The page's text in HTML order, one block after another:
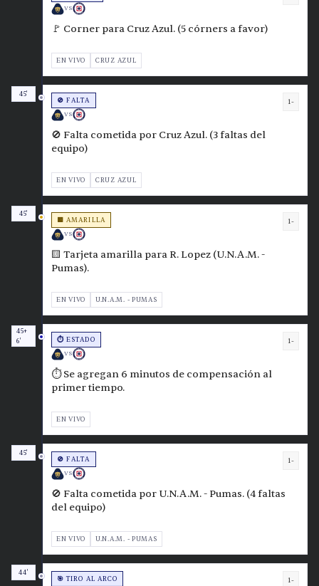
VS
🚩 Corner para Cruz Azul. (5 córners a favor)
EN VIVO CRUZ AZUL
45'
🚫 FALTA
VS
1-
🚫 Falta cometida por Cruz Azul. (3 faltas del
equipo)
EN VIVO CRUZ AZUL
45'
🟨 AMARILLA
VS
1-
🟨 Tarjeta amarilla para R. Lopez (U.N.A.M. -
Pumas).
EN VIVO U.N.A.M. - PUMAS
45+
6'
⏱️ ESTADO
VS
1-
⏱️ Se agregan 6 minutos de compensación al
primer tiempo.
EN VIVO
45'
🚫 FALTA
VS
1-
🚫 Falta cometida por U.N.A.M. - Pumas. (4 faltas
del equipo)
EN VIVO U.N.A.M. - PUMAS
44'
🎯 TIRO AL ARCO 1-